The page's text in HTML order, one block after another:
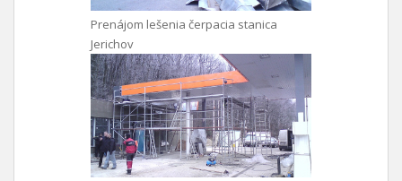
Prenájom lešenia čerpacia stanica
Jerichov